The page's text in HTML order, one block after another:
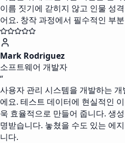
이름 짓기에 갇히지 않고 인물 성
어요. 창작 과정에서 필수적인 부
Mark Rodriguez
소프트웨어 개발자
“
사용자 관리 시스템을 개발하는
에요. 테스트 데이터에 현실적인
욱 효율적으로 만들어 줍니다. 생
명받습니다. 놓쳤을 수도 있는 에
니다.